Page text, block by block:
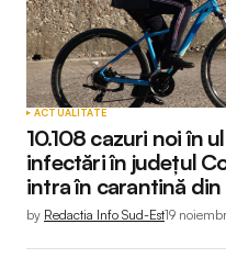
ACTUALITATE
10.108 cazuri noi în
infectări în județul
intra în carantină
by Redactia Info Sud-Est19